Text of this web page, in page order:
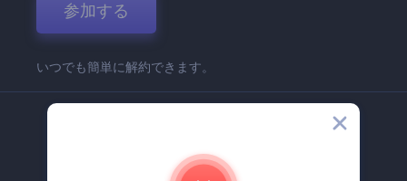
参加する
いつでも簡単に解約できます。
Renderforest 企業情報